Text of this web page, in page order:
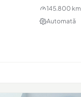
145.800 km
Automată